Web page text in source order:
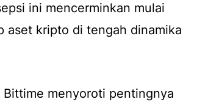
ini mencerminkan mulai
aset kripto di tengah dinamika
menyoroti pentingnya